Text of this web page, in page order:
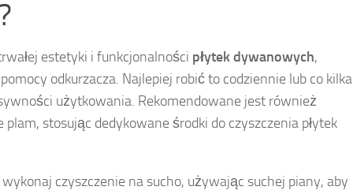
estetyki i funkcjonalności płytek dywanowych,
odkurzacza. Najlepiej robić to codziennie lub co kilka
użytkowania. Rekomendowane jest również
stosując dedykowane środki do czyszczenia płytek
czyszczenie na sucho, używając suchej piany, aby